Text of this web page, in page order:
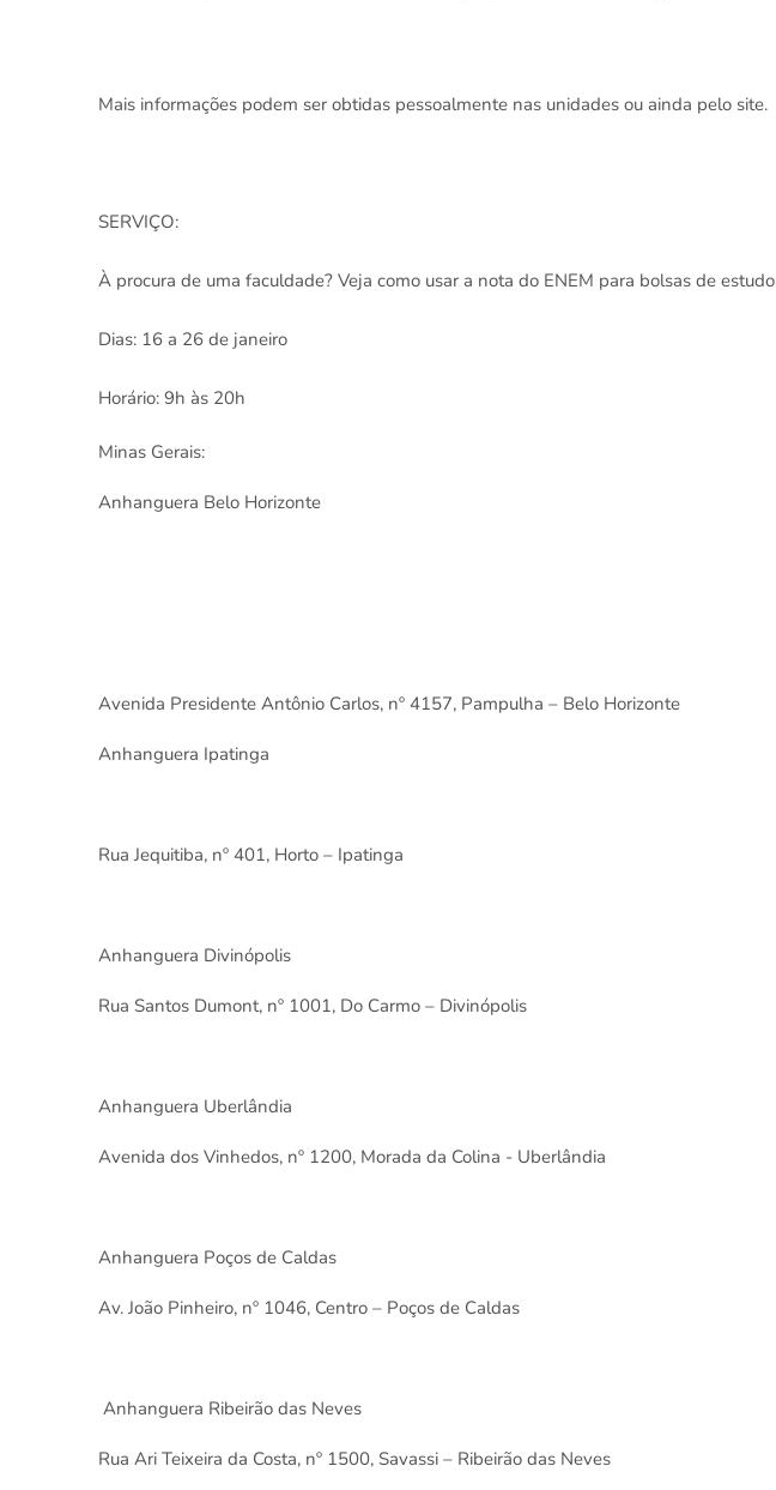
Mais informações podem ser obtidas pessoalmente nas unidades ou ainda pelo site.
SERVIÇO:
À procura de uma faculdade? Veja como usar a nota do ENEM para bolsas de estudo
Dias: 16 a 26 de janeiro
Horário: 9h às 20h
Minas Gerais:
Anhanguera Belo Horizonte
Avenida Presidente Antônio Carlos, nº 4157, Pampulha – Belo Horizonte
Anhanguera Ipatinga
Rua Jequitiba, nº 401, Horto – Ipatinga
Anhanguera Divinópolis
Rua Santos Dumont, nº 1001, Do Carmo – Divinópolis
Anhanguera Uberlândia
Avenida dos Vinhedos, nº 1200, Morada da Colina - Uberlândia
Anhanguera Poços de Caldas
Av. João Pinheiro, nº 1046, Centro – Poços de Caldas
Anhanguera Ribeirão das Neves
Rua Ari Teixeira da Costa, nº 1500, Savassi – Ribeirão das Neves